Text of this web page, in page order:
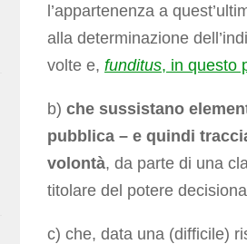
l’appartenenza a
alla determinazione
volte e, funditus, in questo
b) che sussistano
pubblica – e quindi
volontà, da parte di una
titolare del potere
c) che, data una (difficile)